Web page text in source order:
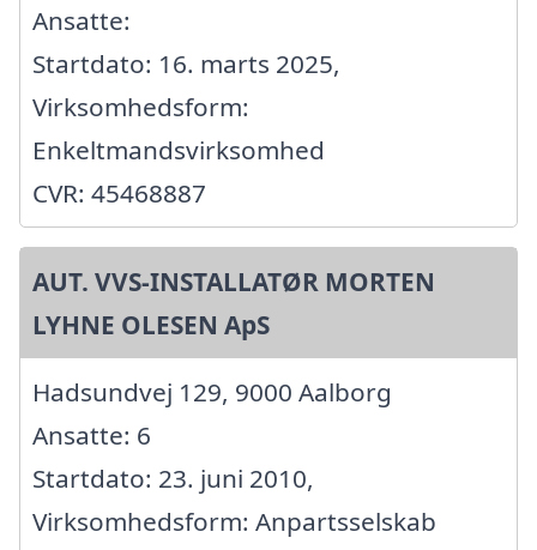
Ansatte:
Startdato: 16. marts 2025,
Virksomhedsform:
Enkeltmandsvirksomhed
CVR: 45468887
AUT. VVS-INSTALLATØR MORTEN
LYHNE OLESEN ApS
Hadsundvej 129, 9000 Aalborg
Ansatte: 6
Startdato: 23. juni 2010,
Virksomhedsform: Anpartsselskab